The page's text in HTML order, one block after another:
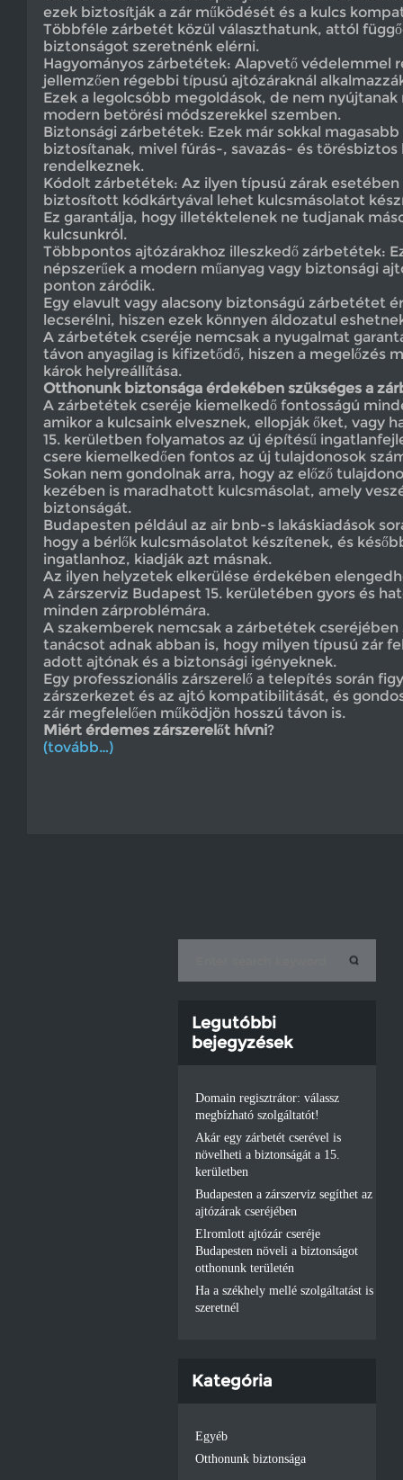
ezek biztosítják a zár működését és a kulcs
Többféle zárbetét közül választhatunk, attól
biztonságot szeretnénk elérni.
Hagyományos zárbetétek: Alapvető védelemmel
jellemzően régebbi típusú ajtózáraknál
Ezek a legolcsóbb megoldások, de nem
modern betörési módszerekkel szemben.
Biztonsági zárbetétek: Ezek már sokkal
biztosítanak, mivel fúrás-, savazás- és törésbiztos
rendelkeznek.
Kódolt zárbetétek: Az ilyen típusú zárak esetében
biztosított kódkártyával lehet kulcsmásolatot
Ez garantálja, hogy illetéktelenek ne tudjanak
kulcsunkról.
Többpontos ajtózárakhoz illeszkedő zárbetétek:
népszerűek a modern műanyag vagy biztonsági
ponton záródik.
Egy elavult vagy alacsony biztonságú zárbetétet
lecserélni, hiszen ezek könnyen áldozatul
A zárbetétek cseréje nemcsak a nyugalmat
távon anyagilag is kifizetődő, hiszen a megelőzés
károk helyreállítása.
Otthonunk biztonsága érdekében szükséges a
A zárbetétek cseréje kiemelkedő fontosságú
amikor a kulcsaink elvesznek, ellopják őket, vagy
15. kerületben folyamatos az új építésű
csere kiemelkedően fontos az új tulajdonosok
Sokan nem gondolnak arra, hogy az előző
kezében is maradhatott kulcsmásolat, amely
biztonságát.
Budapesten például az air bnb-s lakáskiadások
hogy a bérlők kulcsmásolatot készítenek, és
ingatlanhoz, kiadják azt másnak.
Az ilyen helyzetek elkerülése érdekében
A zárszerviz Budapest 15. kerületében gyors és
minden zárproblémára.
A szakemberek nemcsak a zárbetétek
tanácsot adnak abban is, hogy milyen típusú zár
adott ajtónak és a biztonsági igényeknek.
Egy professzionális zárszerelő a telepítés során
zárszerkezet és az ajtó kompatibilitását, és
zár megfelelően működjön hosszú távon is.
Miért érdemes zárszerelőt hívni?
(tovább…)
Legutóbbi
bejegyzések
Domain regisztrátor: válassz
megbízható szolgáltatót!
Akár egy zárbetét cserével is
növelheti a biztonságát a 15.
kerületben
Budapesten a zárszerviz segíthet az
ajtózárak cseréjében
Elromlott ajtózár cseréje
Budapesten növeli a biztonságot
otthonunk területén
Ha a székhely mellé szolgáltatást is
szeretnél
Kategória
Egyéb
Otthonunk biztonsága